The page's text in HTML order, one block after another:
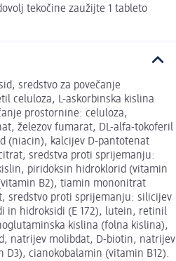
tekočine zaužijte 1 tableto
sredstvo za povečanje
celuloza, L-askorbinska kislina
prostornine: celuloza,
železov fumarat, DL-alfa-tokoferil
(niacin), kalcijev D-pantotenat
sredstva proti sprijemanju:
piridoksin hidroklorid (vitamin
B2), tiamin mononitrat
sredstvo proti sprijemanju: silicijev
in hidroksidi (E 172), lutein, retinil
kislina (folna kislina),
natrijev molibdat, D-biotin, natrijev
cianokobalamin (vitamin B12).